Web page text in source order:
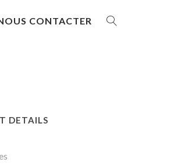
CONTACTER
DETAILS